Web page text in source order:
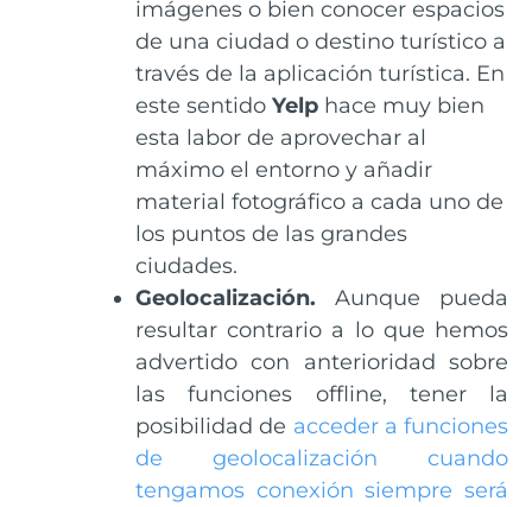
imágenes o bien conocer espacios
de una ciudad o destino turístico a
través de la aplicación turística. En
este sentido Yelp hace muy bien
esta labor de aprovechar al
máximo el entorno y añadir
material fotográfico a cada uno de
los puntos de las grandes
ciudades.
Geolocalización. Aunque pueda
resultar contrario a lo que hemos
advertido con anterioridad sobre
las funciones offline, tener la
posibilidad de acceder a funciones
de geolocalización cuando
tengamos conexión siempre será